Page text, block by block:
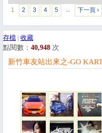
1 2 3 4 5 … 下一頁 ›
存檔 | 收藏
點閱數： 40,948 次
新竹車友站出來之-GO